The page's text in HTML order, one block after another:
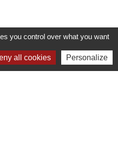
Loir
you control over what you want
all cookies Personalize